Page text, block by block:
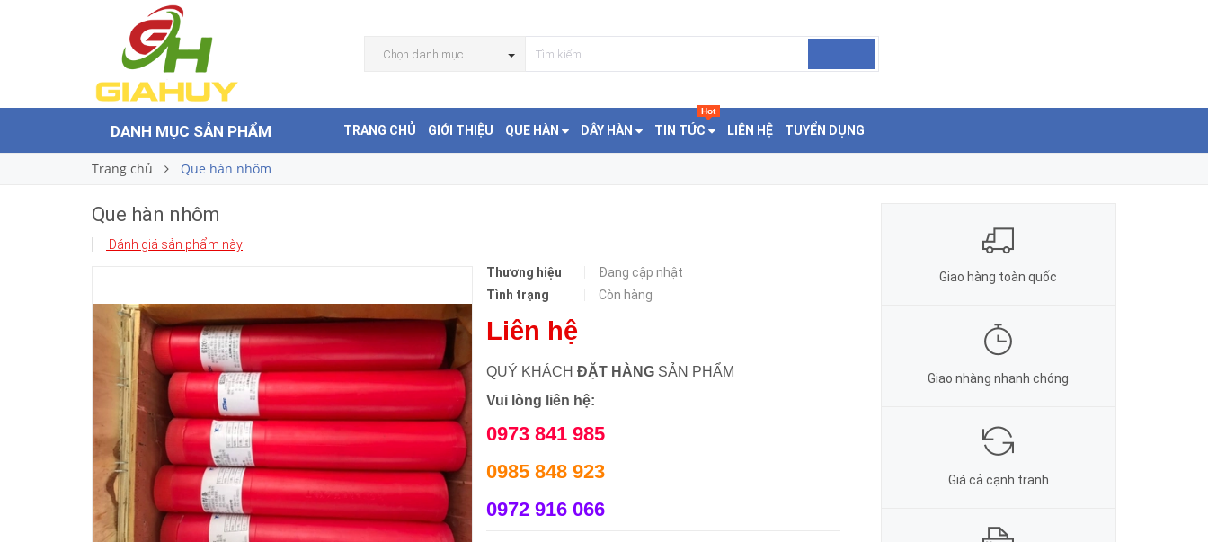
Chọn danh mục
DANH MỤC SẢN PHẨM TRANG CHỦ GIỚI THIỆU QUE HÀN DÂY HÀN TIN TỨC
Hot
LIÊN HỆ TUYỂN DỤNG
Trang chủ Que hàn nhôm
Que hàn nhôm
Đánh giá sản phẩm này
Thương hiệu
Đang cập nhật
Tình trạng
Còn hàng
Liên hệ
QUÝ KHÁCH ĐẶT HÀNGSẢN PHẨM
Vui lòng liên hệ:
0973 841 985
0985 848 923
0972 916 066
Que hàn nhôm
Giá bán: Liên hệ
Giao hàng toàn quốc
Giao nhàng nhanh chóng
Giá cả cạnh tranh